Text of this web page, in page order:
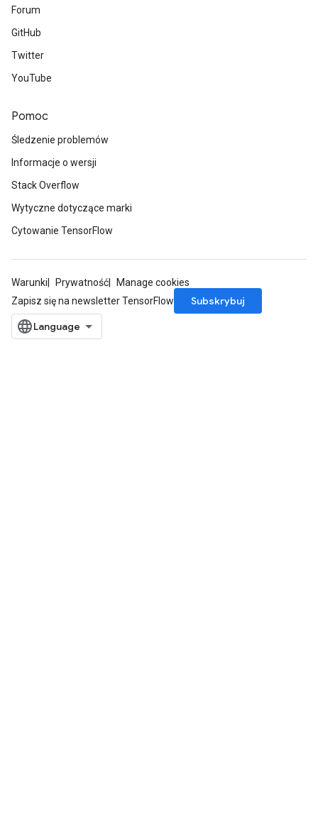
Forum
GitHub
Twitter
YouTube
Pomoc
Śledzenie problemów
Informacje o wersji
Stack Overflow
Wytyczne dotyczące marki
Cytowanie TensorFlow
Warunki Prywatność
Manage cookies
Zapisz się na newsletter TensorFlow
Subskrybuj